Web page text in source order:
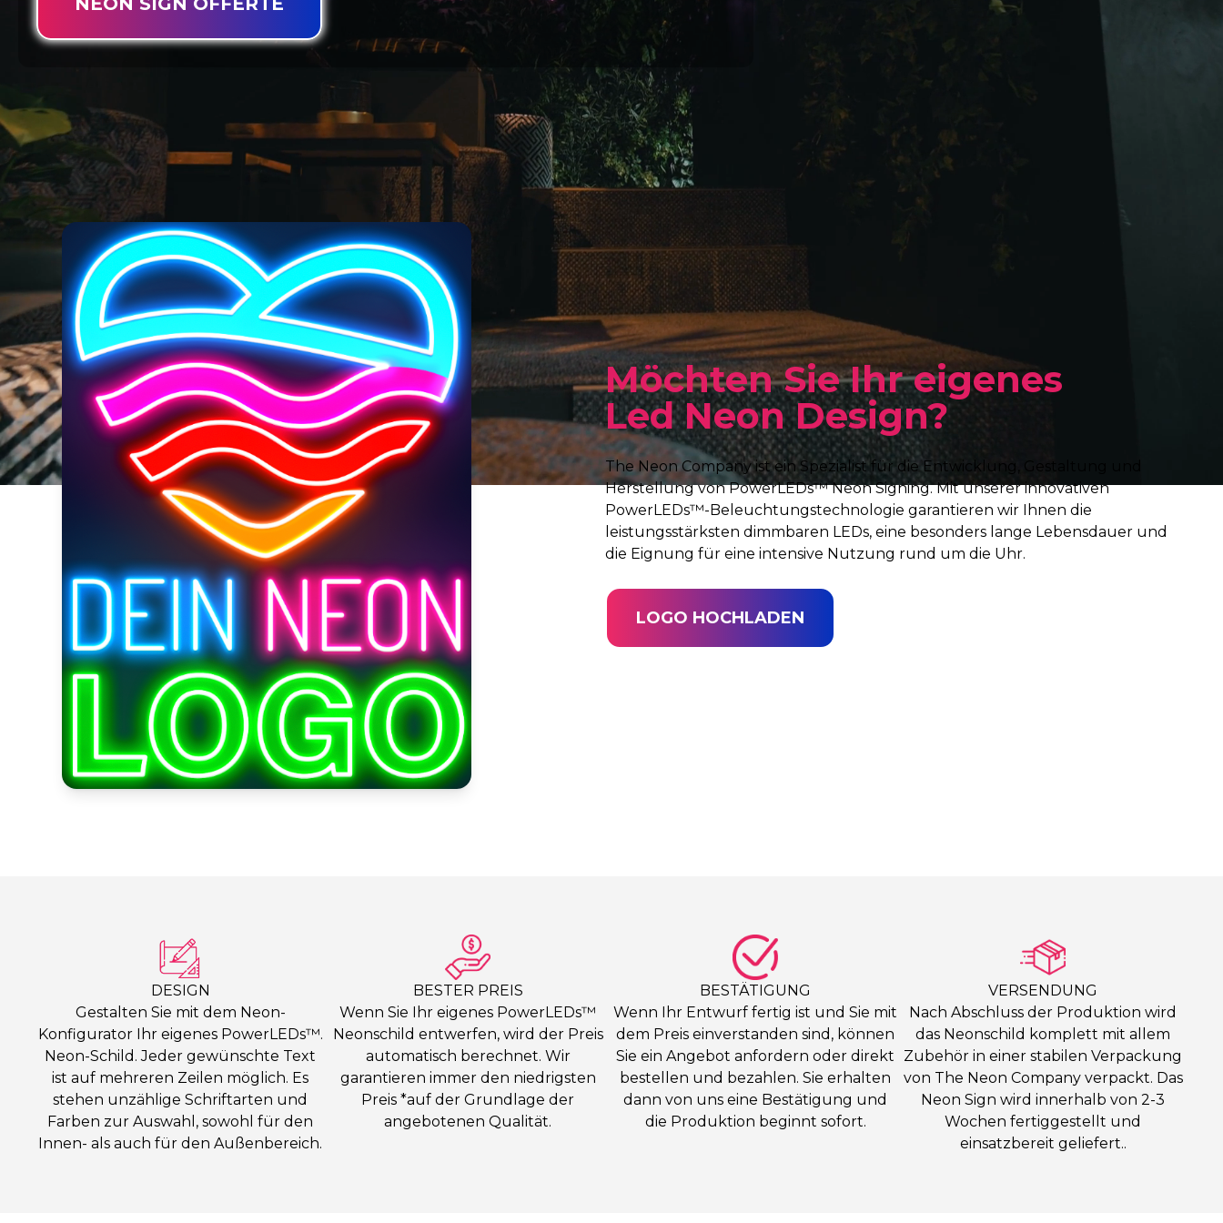
Möchten Sie Ihr eigenes
Led Neon Design?
The Neon Company ist ein Spezialist für die Entwicklung, Gestaltung und
Herstellung von PowerLEDs™ Neon Signing. Mit unserer innovativen
PowerLEDs™-Beleuchtungstechnologie garantieren wir Ihnen die
leistungsstärksten dimmbaren LEDs, eine besonders lange Lebensdauer und
die Eignung für eine intensive Nutzung rund um die Uhr.
LOGO HOCHLADEN
DESIGN
Gestalten Sie mit dem Neon-
Konfigurator Ihr eigenes PowerLEDs™.
Neon-Schild. Jeder gewünschte Text
ist auf mehreren Zeilen möglich. Es
stehen unzählige Schriftarten und
Farben zur Auswahl, sowohl für den
Innen- als auch für den Außenbereich.
BESTER PREIS
Wenn Sie Ihr eigenes PowerLEDs™
Neonschild entwerfen, wird der Preis
automatisch berechnet. Wir
garantieren immer den niedrigsten
Preis *auf der Grundlage der
angebotenen Qualität.
BESTÄTIGUNG
Wenn Ihr Entwurf fertig ist und Sie mit
dem Preis einverstanden sind, können
Sie ein Angebot anfordern oder direkt
bestellen und bezahlen. Sie erhalten
dann von uns eine Bestätigung und
die Produktion beginnt sofort.
VERSENDUNG
Nach Abschluss der Produktion wird
das Neonschild komplett mit allem
Zubehör in einer stabilen Verpackung
von The Neon Company verpackt. Das
Neon Sign wird innerhalb von 2-3
Wochen fertiggestellt und
einsatzbereit geliefert..